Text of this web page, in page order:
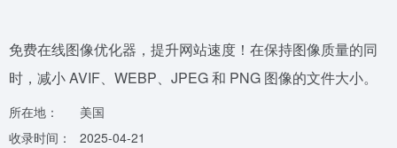
免费在线图像优化器，提升网站速度！在保持图像质量的同
时，减小 AVIF、WEBP、JPEG 和 PNG 图像的文件大小。
所在地：
美国
收录时间：
2025-04-21